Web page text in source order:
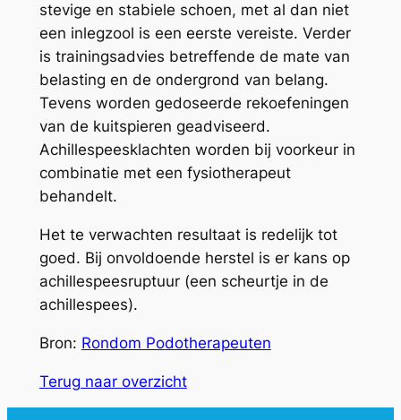
stevige en stabiele schoen, met al dan niet
een inlegzool is een eerste vereiste. Verder
is trainingsadvies betreffende de mate van
belasting en de ondergrond van belang.
Tevens worden gedoseerde rekoefeningen
van de kuitspieren geadviseerd.
Achillespeesklachten worden bij voorkeur in
combinatie met een fysiotherapeut
behandelt.
Het te verwachten resultaat is redelijk tot
goed. Bij onvoldoende herstel is er kans op
achillespeesruptuur (een scheurtje in de
achillespees).
Bron: Rondom Podotherapeuten
Terug naar overzicht